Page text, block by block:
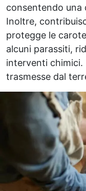
consentendo una
Inoltre,
protegge le
alcuni parassiti,
interventi chimici.
trasmesse dal